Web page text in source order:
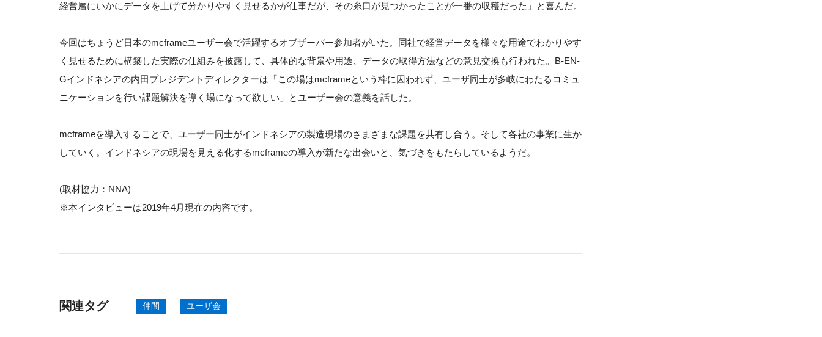
経営層にいかにデータを上げて分かりやすく見せるかが仕事だが、その糸口が見つかったことが一番の収穫だった」と喜んだ。
今回はちょうど日本のmcframeユーザー会で活躍するオブザーバー参加者がいた。同社で経営データを様々な用途でわかりやす
く見せるために構築した実際の仕組みを披露して、具体的な背景や用途、データの取得方法などの意見交換も行われた。B-EN-
Gインドネシアの内田プレジデントディレクターは「この場はmcframeという枠に囚われず、ユーザ同士が多岐にわたるコミュ
ニケーションを行い課題解決を導く場になって欲しい」とユーザー会の意義を話した。
mcframeを導入することで、ユーザー同士がインドネシアの製造現場のさまざまな課題を共有し合う。そして各社の事業に生か
していく。インドネシアの現場を見える化するmcframeの導入が新たな出会いと、気づきをもたらしているようだ。
(取材協力：NNA)
※本インタビューは2019年4月現在の内容です。
関連タグ 仲間 ユーザ会